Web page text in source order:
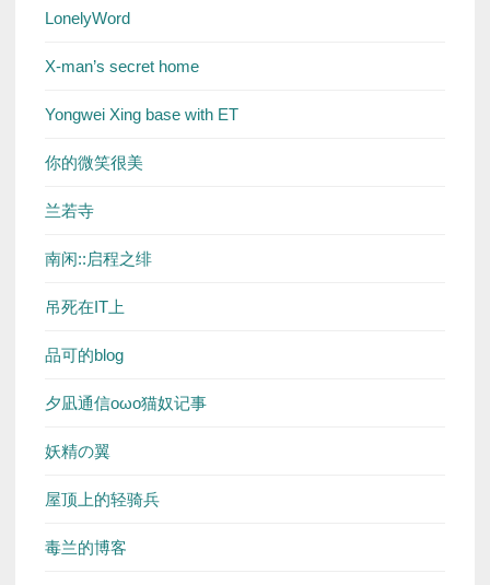
LonelyWord
X-man’s secret home
Yongwei Xing base with ET
你的微笑很美
兰若寺
南闲::启程之绯
吊死在IT上
品可的blog
夕凪通信oωo猫奴记事
妖精の翼
屋顶上的轻骑兵
毒兰的博客